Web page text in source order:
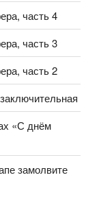
часть 4
часть 3
часть 2
«С днём
замолвите